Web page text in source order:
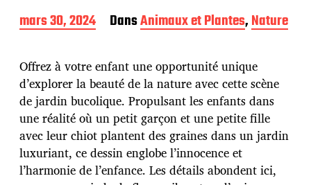
D
a
e
d
e
p
u
b
l
i
c
mars 30, 2024 DansAnimaux et Plantes,Nature
Offrez à votre enfant une opportunité unique
d’explorer la beauté de la nature avec cette scène
de jardin bucolique. Propulsant les enfants dans
une réalité où un petit garçon et une petite fille
avec leur chiot plantent des graines dans un jardin
luxuriant, ce dessin englobe l’innocence et
l’harmonie de l’enfance. Les détails abondent ici,